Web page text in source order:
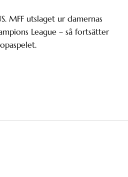
MFF utslaget ur damernas
League – så fortsätter